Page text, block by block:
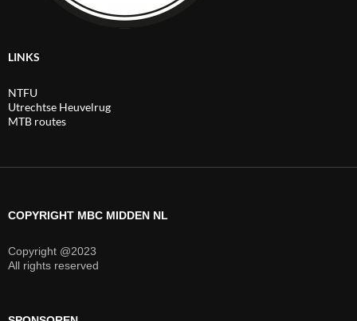
LINKS
NTFU
Utrechtse Heuvelrug
MTB routes
COPYRIGHT MBC MIDDEN NL
Copyright @2023
All rights reserved